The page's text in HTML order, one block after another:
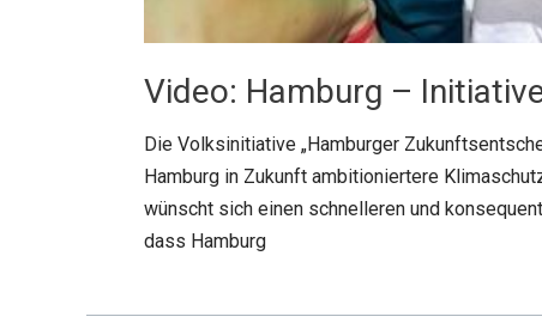
Video: Hamburg –
Die Volksinitiative „Hamburger
Hamburg in Zukunft ambitioniertere
wünscht sich einen schnelleren und
dass Hamburg